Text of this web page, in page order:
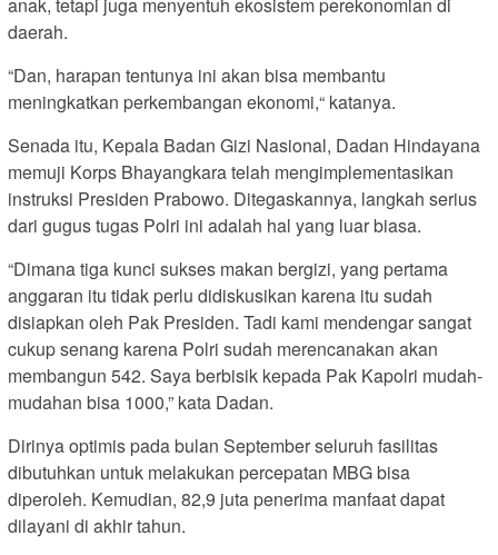
anak, tetapi juga menyentuh ekosistem perekonomian di
daerah.
“Dan, harapan tentunya ini akan bisa membantu
meningkatkan perkembangan ekonomi,“ katanya.
Senada itu, Kepala Badan Gizi Nasional, Dadan Hindayana
memuji Korps Bhayangkara telah mengimplementasikan
instruksi Presiden Prabowo. Ditegaskannya, langkah serius
dari gugus tugas Polri ini adalah hal yang luar biasa.
“Dimana tiga kunci sukses makan bergizi, yang pertama
anggaran itu tidak perlu didiskusikan karena itu sudah
disiapkan oleh Pak Presiden. Tadi kami mendengar sangat
cukup senang karena Polri sudah merencanakan akan
membangun 542. Saya berbisik kepada Pak Kapolri mudah-
mudahan bisa 1000,” kata Dadan.
Dirinya optimis pada bulan September seluruh fasilitas
dibutuhkan untuk melakukan percepatan MBG bisa
diperoleh. Kemudian, 82,9 juta penerima manfaat dapat
dilayani di akhir tahun.